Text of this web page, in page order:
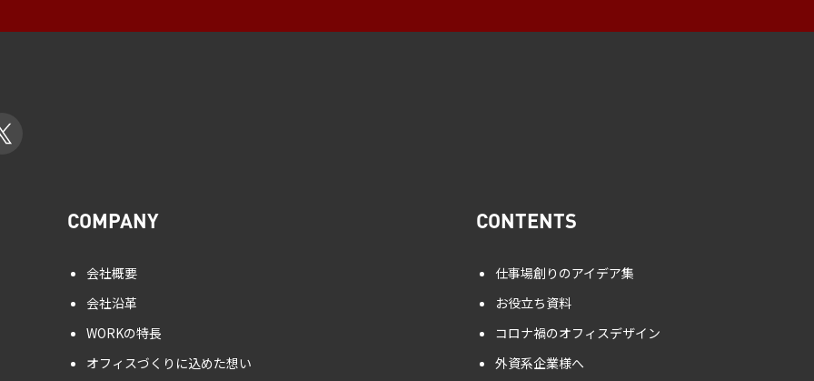
COMPANY
会社概要
会社沿革
WORKの特長
オフィスづくりに込めた想い
CONTENTS
仕事場創りのアイデア集
お役立ち資料
コロナ禍のオフィスデザイン
外資系企業様へ